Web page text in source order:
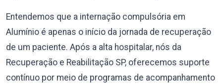
Entendemos que a internação compulsória em
Alumínio é apenas o início da jornada de recuperação
de um paciente. Após a alta hospitalar, nós da
Recuperação e Reabilitação SP, oferecemos suporte
contínuo por meio de programas de acompanhamento